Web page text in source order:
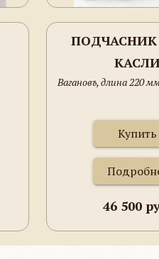
ПОДЧАСНИК
Вагановъ, длина 220
Купить
46 500